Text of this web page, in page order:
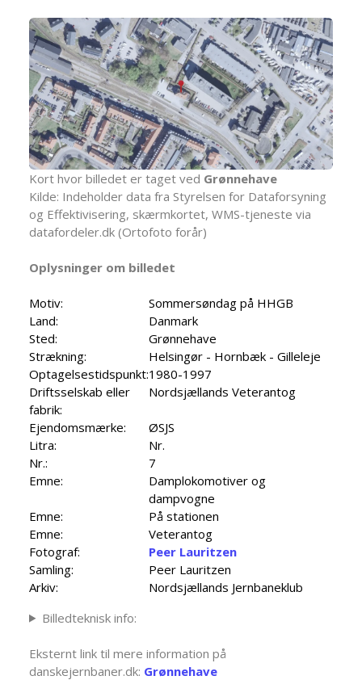
Kort hvor billedet er taget ved Grønnehave
Kilde: Indeholder data fra Styrelsen for Dataforsyning
og Effektivisering, skærmkortet, WMS-tjeneste via
datafordeler.dk (Ortofoto forår)
Oplysninger om billedet
Motiv:
Sommersøndag på HHGB
Land:
Danmark
Sted:
Grønnehave
Strækning:
Helsingør - Hornbæk - Gilleleje
Optagelsestidspunkt:1980-1997
Driftsselskab eller
fabrik:
Nordsjællands Veterantog
Ejendomsmærke:
ØSJS
Litra:
Nr.
Nr.:
7
Emne:
Damplokomotiver og
dampvogne
Emne:
På stationen
Emne:
Veterantog
Fotograf:
Peer Lauritzen
Samling:
Peer Lauritzen
Arkiv:
Nordsjællands Jernbaneklub
Billedteknisk info:
Eksternt link til mere information på
danskejernbaner.dk: Grønnehave